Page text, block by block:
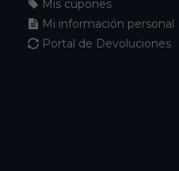
Mis cupones
Mi información personal
Portal de Devoluciones